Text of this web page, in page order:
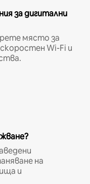
за дигитални
място за
Wi-Fi и
на
и